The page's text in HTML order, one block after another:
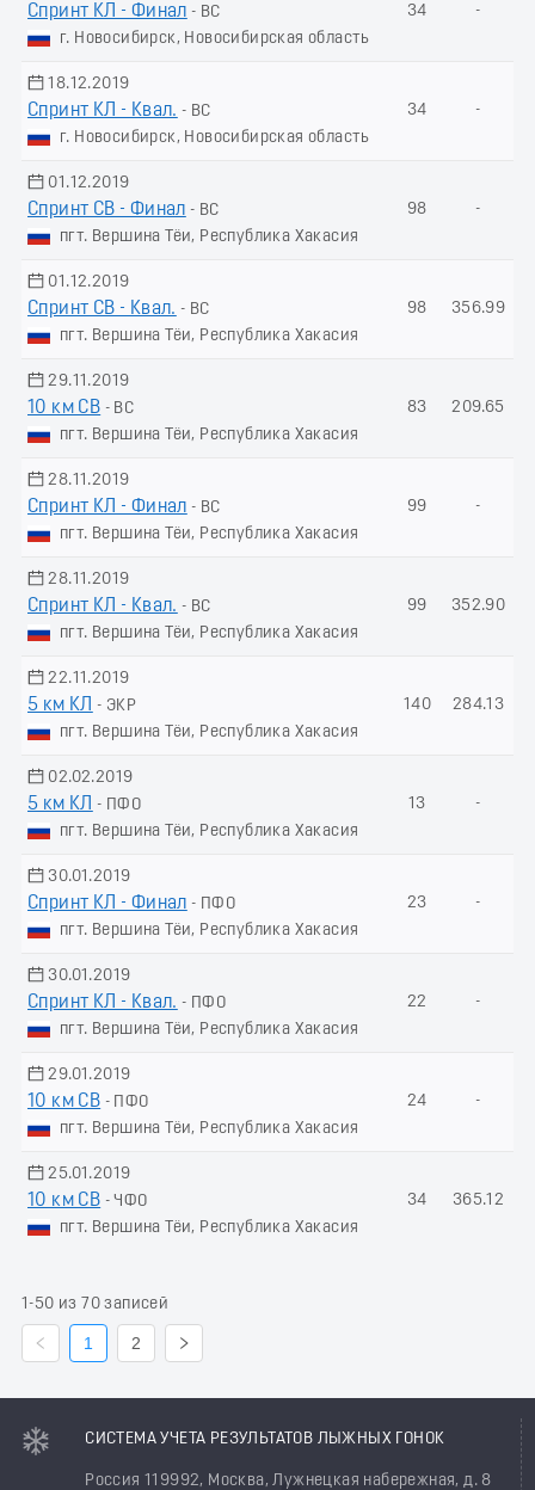
Спринт КЛ - Финал - ВС
г. Новосибирск, Новосибирская область
34 -
18.12.2019
Спринт КЛ - Квал. - ВС
г. Новосибирск, Новосибирская область
34 -
01.12.2019
Спринт СВ - Финал - ВС
пгт. Вершина Тёи, Республика Хакасия
98 -
01.12.2019
Спринт СВ - Квал. - ВС
пгт. Вершина Тёи, Республика Хакасия
98 356.99
29.11.2019
10 км СВ - ВС
пгт. Вершина Тёи, Республика Хакасия
83 209.65
28.11.2019
Спринт КЛ - Финал - ВС
пгт. Вершина Тёи, Республика Хакасия
99 -
28.11.2019
Спринт КЛ - Квал. - ВС
пгт. Вершина Тёи, Республика Хакасия
99 352.90
22.11.2019
5 км КЛ
- ЭКР
пгт. Вершина Тёи, Республика Хакасия
140 284.13
02.02.2019
5 км КЛ
- ПФО
пгт. Вершина Тёи, Республика Хакасия
13 -
30.01.2019
Спринт КЛ - Финал - ПФО
пгт. Вершина Тёи, Республика Хакасия
23 -
30.01.2019
Спринт КЛ - Квал. - ПФО
пгт. Вершина Тёи, Республика Хакасия
22 -
29.01.2019
10 км СВ - ПФО
пгт. Вершина Тёи, Республика Хакасия
24 -
25.01.2019
10 км СВ - ЧФО
пгт. Вершина Тёи, Республика Хакасия
34 365.12
1-50 из 70 записей
1 2
СИСТЕМА УЧЕТА РЕЗУЛЬТАТОВ ЛЫЖНЫХ ГОНОК
Россия 119992, Москва, Лужнецкая набережная, д. 8